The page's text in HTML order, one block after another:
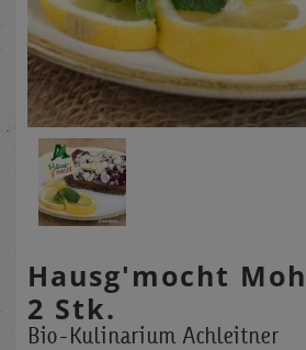
Hausg'mocht
2 Stk.
Bio-Kulinarium Achleitner